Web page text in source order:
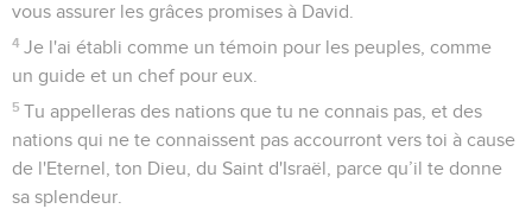
vous assurer les grâces promises à David.
4 Je l'ai établi comme un témoin pour les peuples, comme
un guide et un chef pour eux.
5 Tu appelleras des nations que tu ne connais pas, et des
nations qui ne te connaissent pas accourront vers toi à cause
de l'Eternel, ton Dieu, du Saint d'Israël, parce qu’il te donne
sa splendeur.